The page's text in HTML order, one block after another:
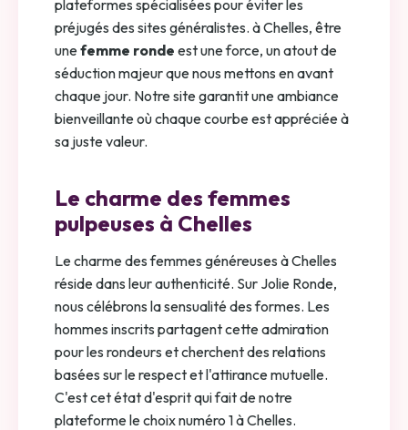
plateformes spécialisées pour éviter les
préjugés des sites généralistes. à Chelles, être
unefemme ronde est une force, un atout de
séduction majeur que nous mettons en avant
chaque jour. Notre site garantit une ambiance
bienveillante où chaque courbe est appréciée à
sa juste valeur.
Le charme des femmes
pulpeuses à Chelles
Le charme des femmes généreuses à Chelles
réside dans leur authenticité. Sur Jolie Ronde,
nous célébrons la sensualité des formes. Les
hommes inscrits partagent cette admiration
pour les rondeurs et cherchent des relations
basées sur le respect et l'attirance mutuelle.
C'est cet état d'esprit qui fait de notre
plateforme le choix numéro 1 à Chelles.